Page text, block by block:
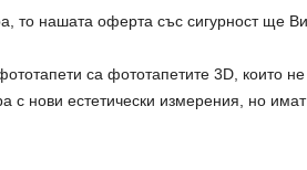
то нашата оферта със сигурност ще
са фототапетите 3D, които
с нови естетически измерения, но